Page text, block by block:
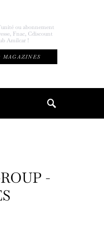
ou abonnement
Fnac, Cdiscount
Amilcar !
MAGAZINES
-